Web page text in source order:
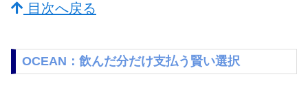
目次へ戻る
OCEAN：飲んだ分だけ支払う賢い選択